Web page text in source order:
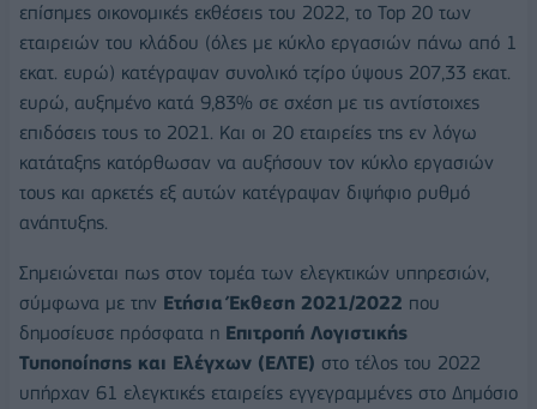
επίσημες οικονομικές εκθέσεις του 2022, το Top 20 των
εταιρειών του κλάδου (όλες με κύκλο εργασιών πάνω από 1
εκατ. ευρώ) κατέγραψαν συνολικό τζίρο ύψους 207,33 εκατ.
ευρώ, αυξημένο κατά 9,83% σε σχέση με τις αντίστοιχες
επιδόσεις τους το 2021. Και οι 20 εταιρείες της εν λόγω
κατάταξης κατόρθωσαν να αυξήσουν τον κύκλο εργασιών
τους και αρκετές εξ αυτών κατέγραψαν διψήφιο ρυθμό
ανάπτυξης.
Σημειώνεται πως στον τομέα των ελεγκτικών υπηρεσιών,
σύμφωνα με την Ετήσια Έκθεση 2021/2022 που
δημοσίευσε πρόσφατα η Επιτροπή Λογιστικής
Τυποποίησης και Ελέγχων (ΕΛΤΕ) στο τέλος του 2022
υπήρχαν 61 ελεγκτικές εταιρείες εγγεγραμμένες στο Δημόσιο